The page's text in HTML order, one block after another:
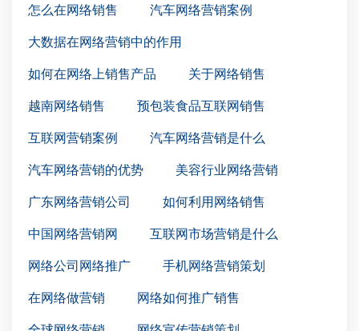
怎么在网络销售 汽车网络营销案例
大数据在网络营销中的作用
如何在网络上销售产品 关于网络销售
越南网络销售 预包装食品互联网销售
互联网营销案例 汽车网络营销是什么
汽车网络营销的优势 美容行业网络营销
广东网络营销公司 如何利用网络销售
中国网络营销网 互联网市场营销是什么
网络公司网络推广 手机网络营销策划
在网络做营销 网络如何推广销售